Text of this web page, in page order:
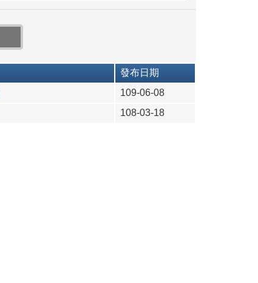
發布日期
109-06-08
108-03-18